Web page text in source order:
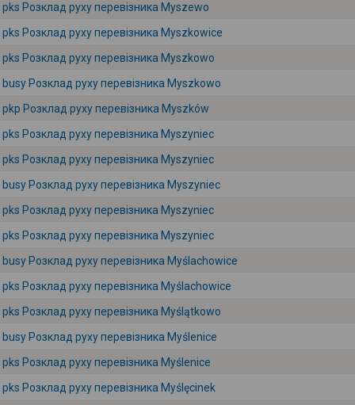
pks Розклад руху перевізника Myszewo
pks Розклад руху перевізника Myszkowice
pks Розклад руху перевізника Myszkowo
busy Розклад руху перевізника Myszkowo
pkp Розклад руху перевізника Myszków
pks Розклад руху перевізника Myszyniec
pks Розклад руху перевізника Myszyniec
busy Розклад руху перевізника Myszyniec
pks Розклад руху перевізника Myszyniec
pks Розклад руху перевізника Myszyniec
busy Розклад руху перевізника Myślachowice
pks Розклад руху перевізника Myślachowice
pks Розклад руху перевізника Myślątkowo
busy Розклад руху перевізника Myślenice
pks Розклад руху перевізника Myślenice
pks Розклад руху перевізника Myślęcinek